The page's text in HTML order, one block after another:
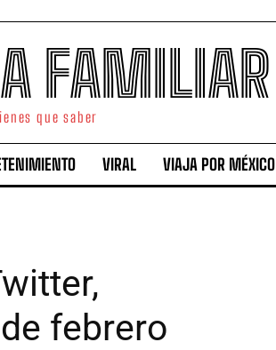
FAMILIAR
que saber
VIRAL VIAJA POR MÉXICO
febrero